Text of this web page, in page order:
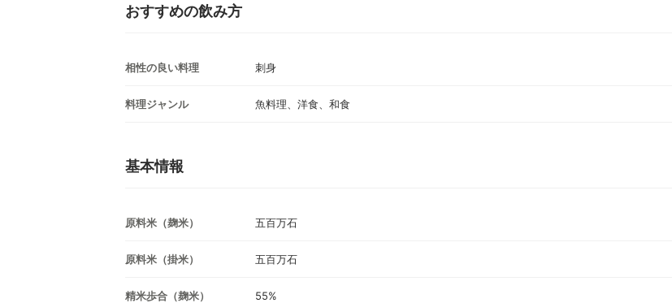
おすすめの飲み方
相性の良い料理 刺身
料理ジャンル 魚料理、洋食、和食
基本情報
原料米（麹米） 五百万石
原料米（掛米） 五百万石
精米歩合（麹米） 55%